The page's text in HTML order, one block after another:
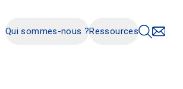
Qui sommes-nous ?Ressources